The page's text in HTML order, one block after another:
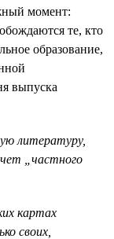
момент:
те, кто
образование,
выпуска
литературу,
„частного
картах
своих,